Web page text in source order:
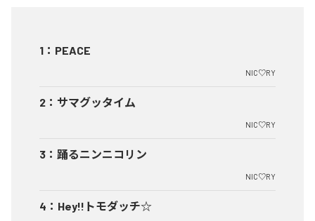
1 ： PEACE
NIC♡RY
2 ： サマグッタイム
NIC♡RY
3 ： 踊るニンニコリン
NIC♡RY
4 ： Hey!!トモダッチ☆